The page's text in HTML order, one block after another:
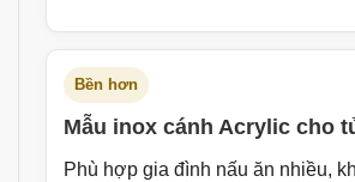
Bền hơn
Mẫu inox cánh Acrylic cho
Phù hợp gia đình nấu ăn nhiều,